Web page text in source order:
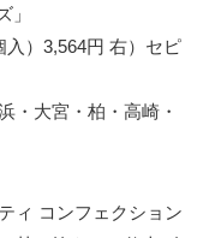
」
）3,564円 右）セピ
・大宮・柏・高崎・
ィ コンフェクション